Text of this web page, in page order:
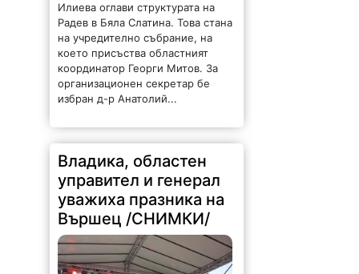
Илиева оглави структурата на
Радев в Бяла Слатина. Това стана
на учредително събрание, на
което присъства областният
координатор Георги Митов. За
организационен секретар бе
избран д-р Анатолий...
Владика, областен
управител и генерал
уважиха празника на
Вършец /СНИМКИ/